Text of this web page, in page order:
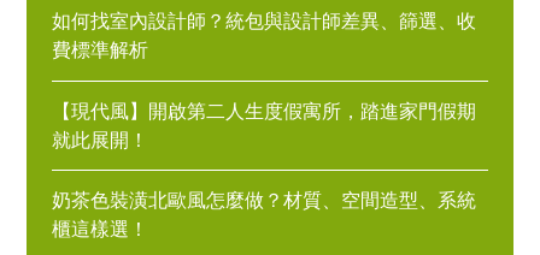
如何找室內設計師？統包與設計師差異、篩選、收
費標準解析
【現代風】開啟第二人生度假寓所，踏進家門假期
就此展開！
奶茶色裝潢北歐風怎麼做？材質、空間造型、系統
櫃這樣選！